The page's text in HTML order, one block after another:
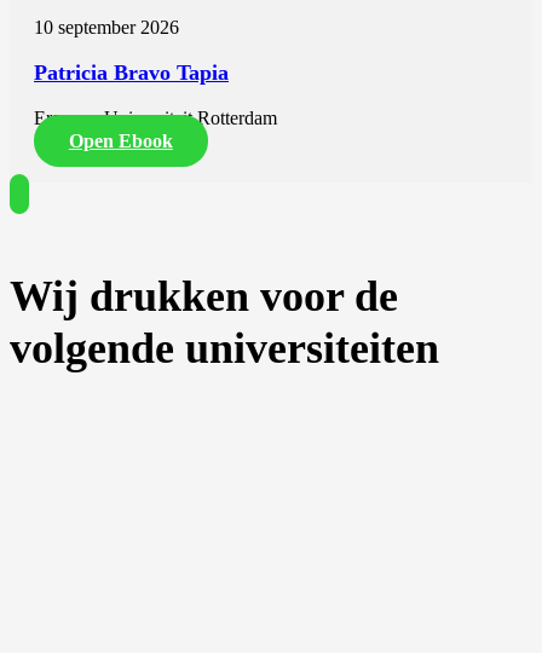
10 september 2026
Patricia Bravo Tapia
Erasmus Universiteit Rotterdam
Open Ebook
Wij drukken voor de
volgende universiteiten